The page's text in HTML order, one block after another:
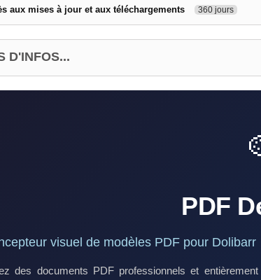
aux mises à jour et aux téléchargements 360 jours
D'INFOS...
PDF
visuel de modèles PDF pour Dolibarr
des documents PDF professionnels et